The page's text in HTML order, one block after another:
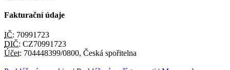
Fakturační údaje
IČ: 70991723
DIČ: CZ70991723
Účet: 704448399/0800, Česká spořitelna